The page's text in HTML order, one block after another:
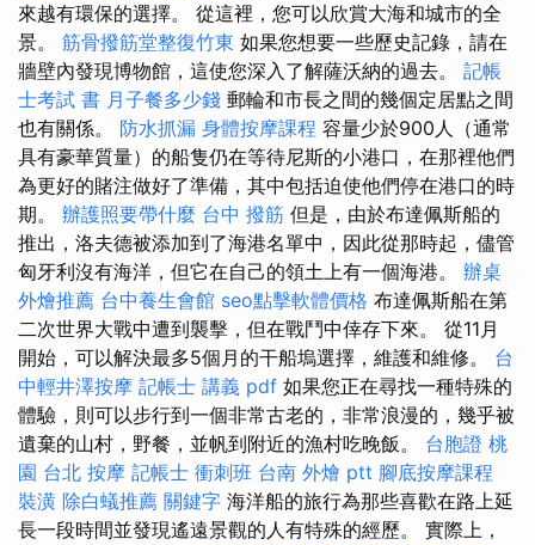
來越有環保的選擇。 從這裡，您可以欣賞大海和城市的全
景。 筋骨撥筋堂整復竹東 如果您想要一些歷史記錄，請在
牆壁內發現博物館，這使您深入了解薩沃納的過去。 記帳
士考試 書 月子餐多少錢 郵輪和市長之間的幾個定居點之間
也有關係。 防水抓漏 身體按摩課程 容量少於900人（通常
具有豪華質量）的船隻仍在等待尼斯的小港口，在那裡他們
為更好的賭注做好了準備，其中包括迫使他們停在港口的時
期。 辦護照要帶什麼 台中 撥筋 但是，由於布達佩斯船的
推出，洛夫德被添加到了海港名單中，因此從那時起，儘管
匈牙利沒有海洋，但它在自己的領土上有一個海港。 辦桌
外燴推薦 台中養生會館 seo點擊軟體價格 布達佩斯船在第
二次世界大戰中遭到襲擊，但在戰鬥中倖存下來。 從11月
開始，可以解決最多5個月的干船塢選擇，維護和維修。 台
中輕井澤按摩 記帳士 講義 pdf 如果您正在尋找一種特殊的
體驗，則可以步行到一個非常古老的，非常浪漫的，幾乎被
遺棄的山村，野餐，並帆到附近的漁村吃晚飯。 台胞證 桃
園 台北 按摩 記帳士 衝刺班 台南 外燴 ptt 腳底按摩課程
裝潢 除白蟻推薦 關鍵字 海洋船的旅行為那些喜歡在路上延
長一段時間並發現遙遠景觀的人有特殊的經歷。 實際上，